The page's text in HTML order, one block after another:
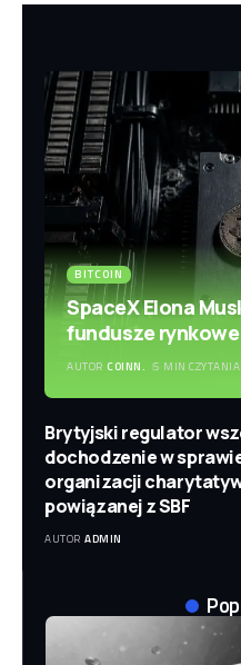
BITCOIN
SpaceX Elona
fundusze rynkowe
AUTOR COINN. 5 MIN CZYTANIA
Brytyjski regulator
dochodzenie w
organizacji
powiązanej z SBF
AUTOR ADMIN